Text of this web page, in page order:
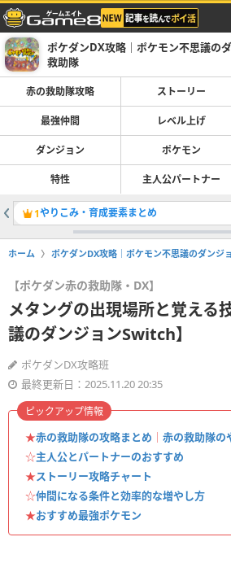
ポケダンDX攻略｜ポケモン不思議の
救助隊
赤の救助隊攻略 ストーリー
最強仲間 レベル上げ
ダンジョン ポケモン
特性 主人公パートナー
1やりこみ・育成要素まとめ
ホーム ポケダンDX攻略｜ポケモン不思議のダンジ
【ポケダン赤の救助隊・DX】
メタングの出現場所と覚える
議のダンジョンSwitch】
ポケダンDX攻略班
最終更新日：2025.11.20 20:35
★赤の救助隊の攻略まとめ ｜ 赤の救助隊の
☆主人公とパートナーのおすすめ
★ストーリー攻略チャート
☆仲間になる条件と効率的な増やし方
★おすすめ最強ポケモン
ピックアップ情報